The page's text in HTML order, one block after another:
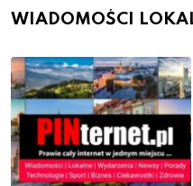
WIADOMOŚCI